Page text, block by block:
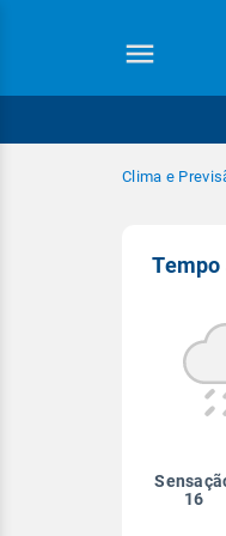
Clima e
16